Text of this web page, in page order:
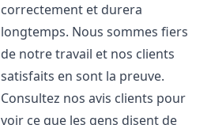
correctement et durera
longtemps. Nous sommes fiers
de notre travail et nos clients
satisfaits en sont la preuve.
Consultez nos avis clients pour
voir ce que les gens disent de